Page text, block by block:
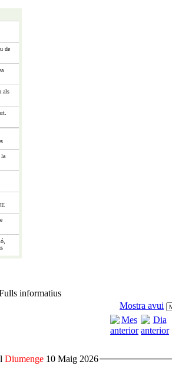
de
als
la
informatius
Mostra avui
Diumenge 10 Maig 2026